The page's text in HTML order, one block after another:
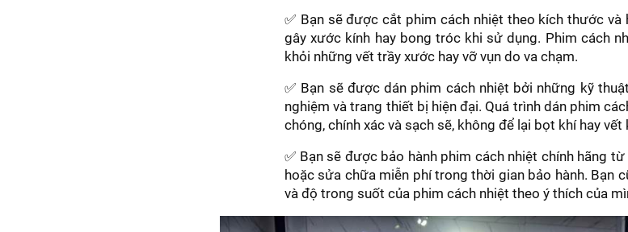
✅ Bạn sẽ được cắt phim cách nhiệt theo kích thước và
gây xước kính hay bong tróc khi sử dụng. Phim cách
khỏi những vết trầy xước hay vỡ vụn do va chạm.
✅ Bạn sẽ được dán phim cách nhiệt bởi những kỹ
nghiệm và trang thiết bị hiện đại. Quá trình dán phim
chóng, chính xác và sạch sẽ, không để lại bọt khí hay vết
✅ Bạn sẽ được bảo hành phim cách nhiệt chính hãng
hoặc sửa chữa miễn phí trong thời gian bảo hành. Bạn
và độ trong suốt của phim cách nhiệt theo ý thích của